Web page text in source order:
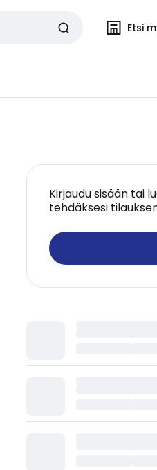
Etsi
Kirjaudu sisään tai
tehdäksesi